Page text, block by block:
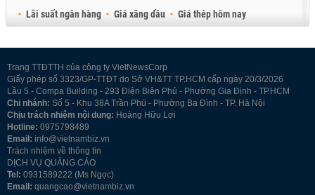
Lãi suất ngân hàng
Giá xăng dầu
Giá thép hôm nay
Trang TTĐTTH của công ty VietNewsCorp
Giấy phép số 3323/GP-TTĐT do Sở VH&TT TP.HCM cấp ngày 20/3/2026
Lầu 5 - Compa Building - 293 Điện Biên Phủ - Phường Gia Định - TP.HCM
Chi nhánh: Số 5 - Khu 38A Trần Phú - Phường Ba Đình - TP. Hà Nội
Chịu trách nhiệm nội dung: Hoàng Hữu Lợi
Hotline: 0975798489
Email: info@vietnambiz.vn
Trách nhiệm về thông tin
DỊCH VỤ QUẢNG CÁO
Tel: 0931589222 (Ms Ngọc)
Email: quangcao@vietnambiz.vn